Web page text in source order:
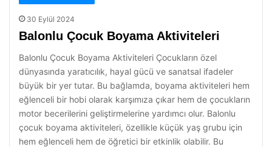
30 Eylül 2024
Balonlu Çocuk Boyama Aktiviteleri
Balonlu Çocuk Boyama Aktiviteleri Çocukların özel
dünyasında yaratıcılık, hayal gücü ve sanatsal ifadeler
büyük bir yer tutar. Bu bağlamda, boyama aktiviteleri hem
eğlenceli bir hobi olarak karşımıza çıkar hem de çocukların
motor becerilerini geliştirmelerine yardımcı olur. Balonlu
çocuk boyama aktiviteleri, özellikle küçük yaş grubu için
hem eğlenceli hem de öğretici bir etkinlik olabilir. Bu